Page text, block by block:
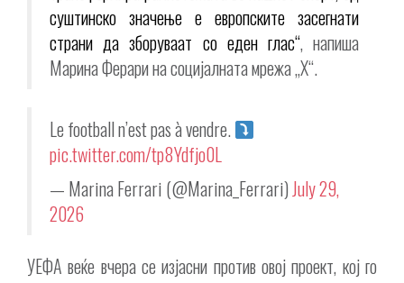
суштинско значење е европските засегнати
страни да зборуваат со еден глас“, напиша
Марина Ферари на социјалната мрежа „X“.
Le football n’est pas à vendre.
pic.twitter.com/tp8Ydfjo0L
— Marina Ferrari (@Marina_Ferrari)July 29,
2026
УЕФА веќе вчера се изјасни против овој проект, кој го